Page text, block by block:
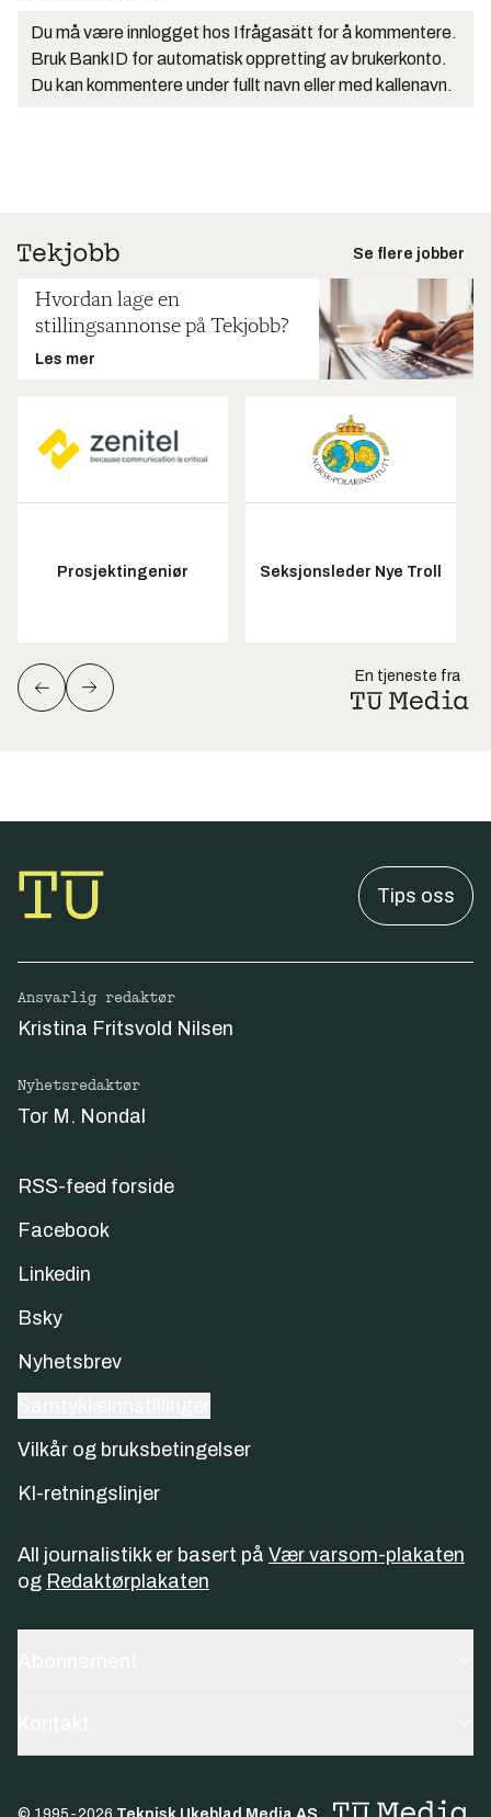
Du må være innlogget hos Ifrågasätt for å kommentere.
Bruk BankID for automatisk oppretting av brukerkonto.
Du kan kommentere under fullt navn eller med kallenavn.
Se flere jobber
Hvordan lage en
stillingsannonse på Tekjobb?
Les mer
Prosjektingeniør Seksjonsleder Nye Troll
En tjeneste fra
Tips oss
Ansvarlig redaktør
Kristina Fritsvold Nilsen
Nyhetsredaktør
Tor M. Nondal
RSS-feed forside
Facebook
Linkedin
Bsky
Nyhetsbrev
Vilkår og bruksbetingelser
KI-retningslinjer
All journalistikk er basert på Vær varsom-plakaten
og Redaktørplakaten